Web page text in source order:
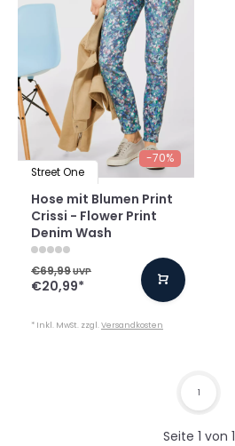
-70%
Street One
Hose mit Blumen Print
Crissi - Flower Print
Denim Wash
€69,99UVP
€20,99*
* Inkl. MwSt. zzgl.Versandkosten
Seite 1 von 1
1